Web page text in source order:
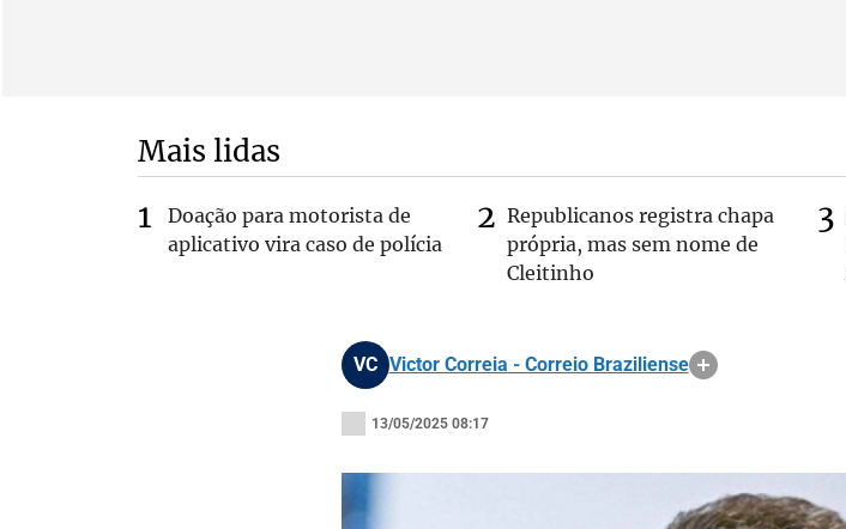
Mais lidas
Doação para motorista de
aplicativo vira caso de polícia
Republicanos registra chapa
própria, mas sem nome de
Cleitinho
VC Victor Correia - Correio Braziliense
13/05/2025 08:17